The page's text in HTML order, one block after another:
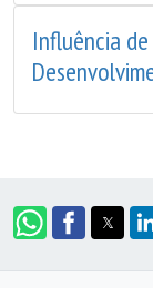
Influência